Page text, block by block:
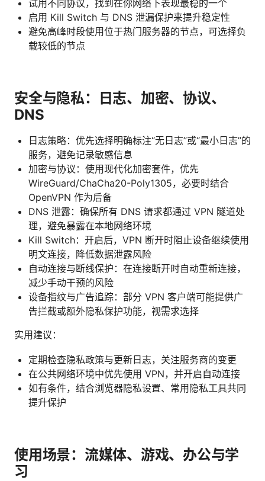
试用不同协议，找到在你网络下表现最稳的一个
启用 Kill Switch 与 DNS 泄漏保护来提升稳定性
避免高峰时段使用位于热门服务器的节点，可选择负
载较低的节点
安全与隐私：日志、加密、协议、
DNS
日志策略：优先选择明确标注“无日志”或“最小日志”的
服务，避免记录敏感信息
加密与协议：使用现代化加密套件，优先
WireGuard/ChaCha20-Poly1305，必要时结合
OpenVPN 作为后备
DNS 泄露：确保所有 DNS 请求都通过 VPN 隧道处
理，避免暴露在本地网络环境
Kill Switch：开启后，VPN 断开时阻止设备继续使用
明文连接，降低数据泄露风险
自动连接与断线保护：在连接断开时自动重新连接，
减少手动干预的风险
设备指纹与广告追踪：部分 VPN 客户端可能提供广
告拦截或额外隐私保护功能，视需求选择
实用建议：
定期检查隐私政策与更新日志，关注服务商的变更
在公共网络环境中优先使用 VPN，并开启自动连接
如有条件，结合浏览器隐私设置、常用隐私工具共同
提升保护
使用场景：流媒体、游戏、办公与学
习